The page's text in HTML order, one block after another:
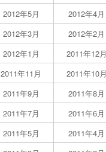
2012年5月
2012年4月
2012年3月
2012年2月
2012年1月
2011年12月
2011年11月
2011年10月
2011年9月
2011年8月
2011年7月
2011年6月
2011年5月
2011年4月